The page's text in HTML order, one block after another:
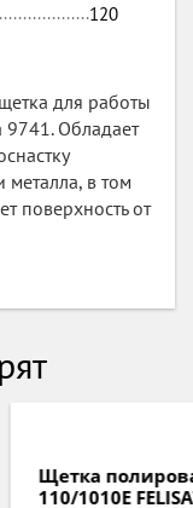
120
для работы
Обладает
металла, в том
поверхность от
для AGF